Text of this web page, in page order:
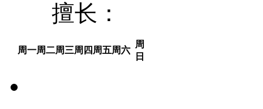
擅长：
周一周二周三周四 周五周六
周
日